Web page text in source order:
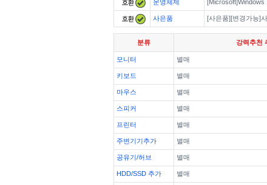
운영체제 [Microsoft]Windows
사은품 [사은품][변경가능]
분류 강력추천
모니터 별매
키보드 별매
마우스 별매
스피커 별매
프린터 별매
주변기기추가 별매
공유기/허브 별매
HDD/SSD 추가 별매